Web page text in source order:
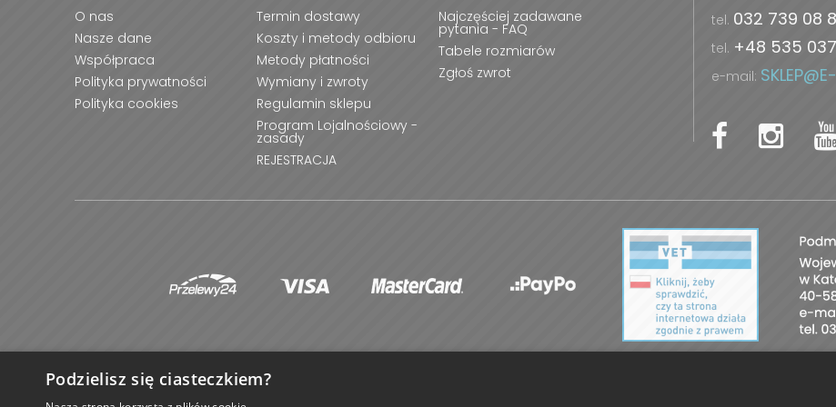
O nas
Nasze dane
Współpraca
Polityka prywatności
Polityka cookies
Termin dostawy
Koszty i metody odbioru
Metody płatności
Wymiany i zwroty
Regulamin sklepu
Program Lojalnościowy -
zasady
REJESTRACJA
Najczęściej zadawane
pytania - FAQ
Tabele rozmiarów
Zgłoś zwrot
tel. 032 739 08
tel. +48 535
e-mail:
Podzielisz się ciasteczkiem?